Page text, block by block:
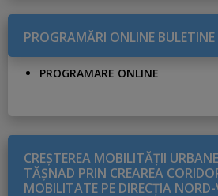
PROGRAMĂRI ONLINE BULETINE
PROGRAMARE ONLINE
CREŞTEREA MOBILITĂŢII
TĂŞNAD PRIN CREAREA
MOBILITATE PE DIRECŢIA NORD-